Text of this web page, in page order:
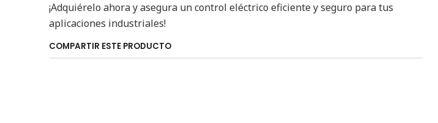
¡Adquiérelo ahora y asegura un control eléctrico eficiente y seguro para tus
aplicaciones industriales!
COMPARTIR ESTE PRODUCTO